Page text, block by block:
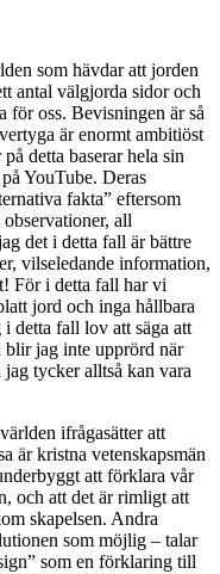
som hävdar att jorden
antal välgjorda sidor och
för oss. Bevisningen är så
är enormt ambitiöst
detta baserar hela sin
YouTube. Deras
fakta” eftersom
all
det i detta fall är bättre
vilseledande information,
För i detta fall har vi
jord och inga hållbara
i detta fall lov att säga att
blir jag inte upprörd när
tycker alltså kan vara
ifrågasätter att
är kristna vetenskapsmän
att förklara vår
och att det är rimligt att
skapelsen. Andra
som möjlig – talar
som en förklaring till